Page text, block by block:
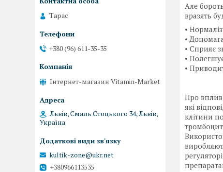
Але
вразять
•
•
• Сприяє
•
•
Про вплив
які
клітини
Тарас
+380 (96) 611-35-35
Інтернет-магазин Vitamin-Market
Львів, Смаль Стоцького 34, Львів,
Україна
kultik-zone@ukr.net
+380966113535